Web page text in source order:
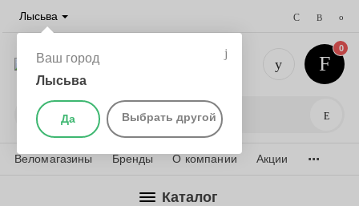
Лысьва
Ваш город
Лысьва
Да Выбрать другой Поиск
+7 (901)
0
Веломагазины Бренды О компании Акции ...
Каталог